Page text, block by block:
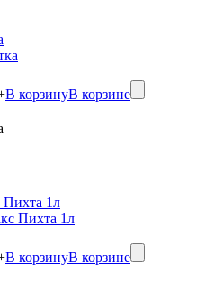
В корзинуВ корзине
Пихта 1л
В корзинуВ корзине